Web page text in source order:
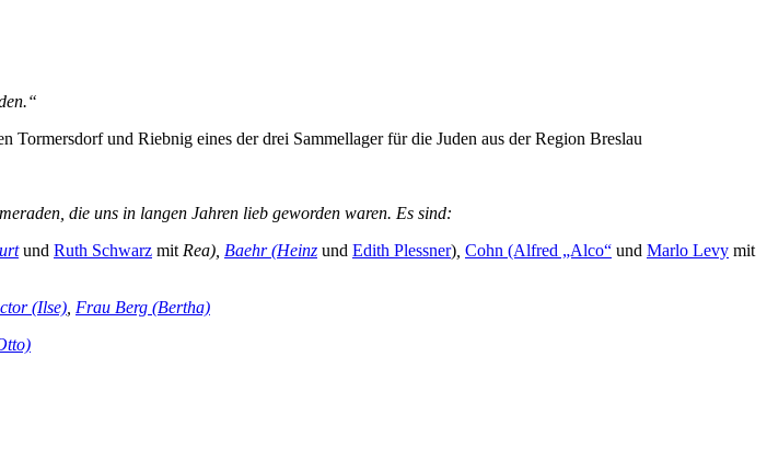
und Riebnig eines der drei Sammellager für die Juden aus der Region Breslau
die uns in langen Jahren lieb geworden waren. Es sind:
und Ruth Schwarz mit Rea), Baehr (Heinz und Edith Plessner) Cohn (Alfred „Alco“ und Marlo Levy mit
(Ilse) Frau Berg (Bertha)